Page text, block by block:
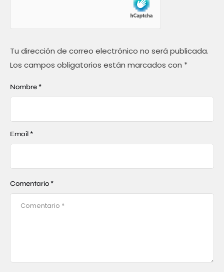
Tu dirección de correo electrónico no será publicada.
Los campos obligatorios están marcados con *
Comentario *
Nombre *
Email *